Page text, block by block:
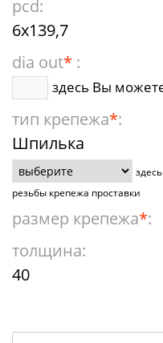
pcd:
6x139,7
dia out* :
здесь Вы
тип крепежа*:
Шпилька
резьбы крепежа проставки
размер крепежа*:
толщина:
40